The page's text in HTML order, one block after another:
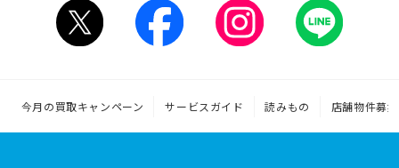
今月の買取キャンペーン サービスガイド 読みもの 店舗物件募集